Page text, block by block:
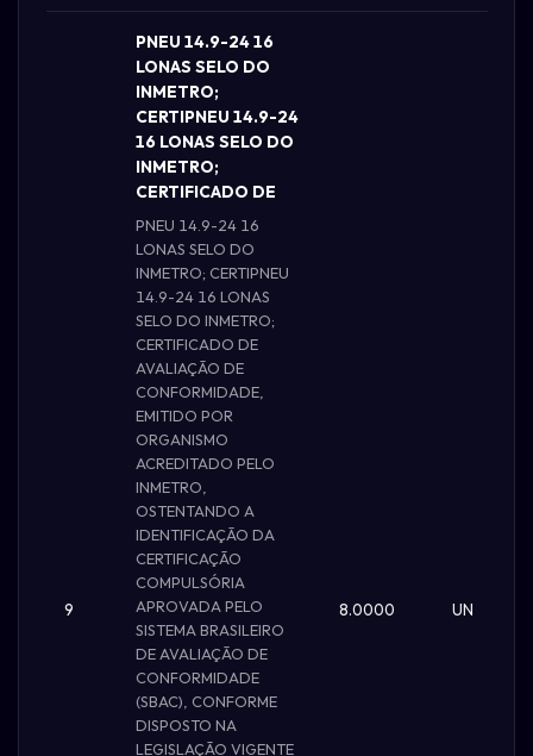
9
PNEU 14.9-24 16
LONAS SELO DO
INMETRO;
CERTIPNEU 14.9-24
16 LONAS SELO DO
INMETRO;
CERTIFICADO DE
PNEU 14.9-24 16
LONAS SELO DO
INMETRO; CERTIPNEU
14.9-24 16 LONAS
SELO DO INMETRO;
CERTIFICADO DE
AVALIAÇÃO DE
CONFORMIDADE,
EMITIDO POR
ORGANISMO
ACREDITADO PELO
INMETRO,
OSTENTANDO A
IDENTIFICAÇÃO DA
CERTIFICAÇÃO
COMPULSÓRIA
APROVADA PELO
SISTEMA BRASILEIRO
DE AVALIAÇÃO DE
CONFORMIDADE
(SBAC), CONFORME
DISPOSTO NA
LEGISLAÇÃO VIGENTE
8.0000 UN